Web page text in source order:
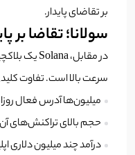
بر تقاضای پایدار.
سولانا؛ تقاضا بر
در مقابل،Solanaیک
سرعت بالا است. تفاوت
میلیون‌ها آدرس فعال
حجم بالای تراکنش‌های
درآمد چند میلیون دلاری